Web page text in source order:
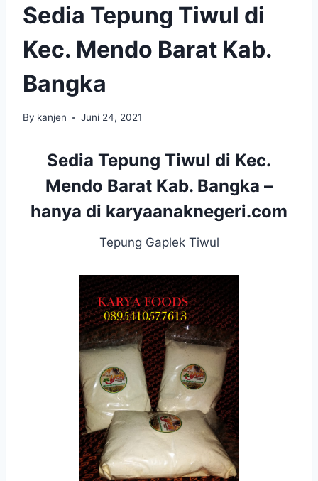
Sedia Tepung Tiwul di
Kec. Mendo Barat Kab.
Bangka
By kanjen Juni 24, 2021
Sedia Tepung Tiwul di Kec.
Mendo Barat Kab. Bangka –
hanya di karyaanaknegeri.com
Tepung Gaplek Tiwul